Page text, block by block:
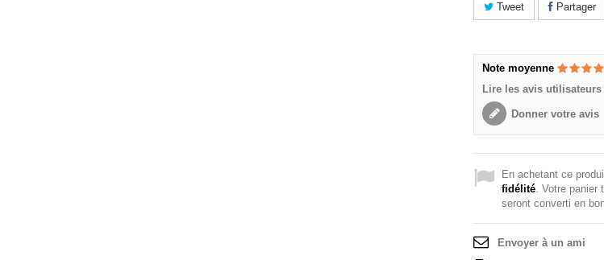
Tweet
Partager
Note moyenne
Lire les avis utilisateurs
Donner votre avis
En achetant ce
fidélité. Votre panier
seront converti en
Envoyer à un ami